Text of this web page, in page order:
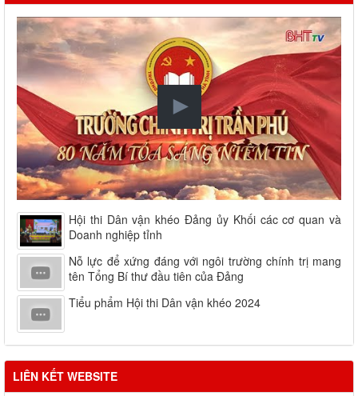
Hội thi Dân vận khéo Đảng ủy Khối các cơ quan và
Doanh nghiệp tỉnh
Nỗ lực để xứng đáng với ngôi trường chính trị mang
tên Tổng Bí thư đầu tiên của Đảng
Tiểu phẩm Hội thi Dân vận khéo 2024
LIÊN KẾT WEBSITE